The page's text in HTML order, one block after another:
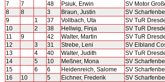
7
7 48 Psiuk, Erwin SV Motor
8
8 3 Braun, Justin SV
9
1 37 Vollbach, Uta SV TuR
10
2 38 Hellwig, Finja SV TuR
11
9 42 Walter, Martin SV TuR
12
3 31 Strebe, Leni SV Elbland
13
4 40 Walter, Judith SV TuR
14
5 10 Meßner, Mona SV
15
6 6 Heidenreich, Salome SV
16
10 5 Eichner, Frederik SV